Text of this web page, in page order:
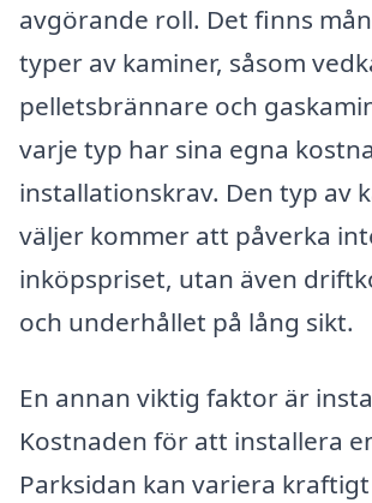
avgörande roll. Det finns
typer av kaminer, såsom
pelletsbrännare och
varje typ har sina egna
installationskrav. Den typ av
väljer kommer att påverka
inköpspriset, utan även
och underhållet på lång sikt.
En annan viktig faktor är
Kostnaden för att installera
Parksidan kan variera